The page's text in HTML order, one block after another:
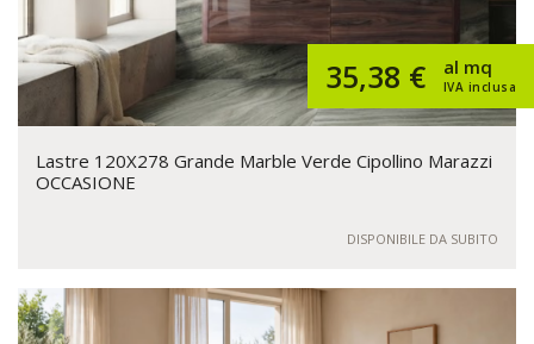
35,38 € IVA inclusa
al mq
Lastre 120X278 Grande Marble Verde Cipollino Marazzi
OCCASIONE
DISPONIBILE DA SUBITO